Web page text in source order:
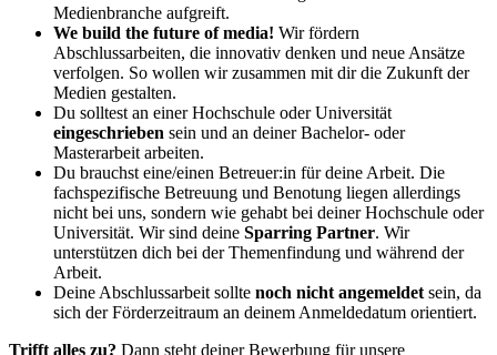
Medienbranche aufgreift.
We build the future of media! Wir fördern
Abschlussarbeiten, die innovativ denken und neue Ansätze
verfolgen. So wollen wir zusammen mit dir die Zukunft der
Medien gestalten.
Du solltest an einer Hochschule oder Universität
eingeschrieben sein und an deiner Bachelor- oder
Masterarbeit arbeiten.
Du brauchst eine/einen Betreuer:in für deine Arbeit. Die
fachspezifische Betreuung und Benotung liegen allerdings
nicht bei uns, sondern wie gehabt bei deiner Hochschule oder
Universität. Wir sind deine Sparring Partner. Wir
unterstützen dich bei der Themenfindung und während der
Arbeit.
Deine Abschlussarbeit sollte noch nicht angemeldetsein, da
sich der Förderzeitraum an deinem Anmeldedatum orientiert.
Trifft alles zu? Dann steht deiner Bewerbung für unsere